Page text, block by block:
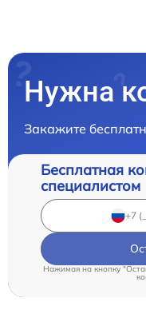
Нужна
Закажите
Бесплатная
специалистом
Нажимая на кнопку